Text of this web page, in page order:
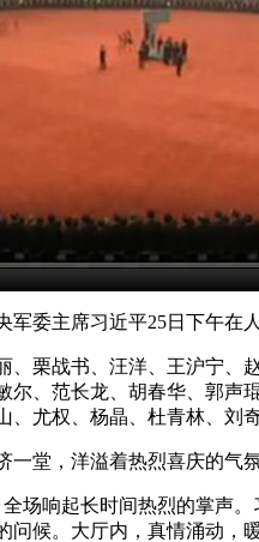
主席习近平25日下午在
战书、汪洋、王沪宁、赵
尔、范长龙、胡春华、郭
尤权、杨晶、杜青林、刘
，洋溢着热烈喜庆的气氛
响起长时间热烈的掌声。
候。大厅内，真情涌动，